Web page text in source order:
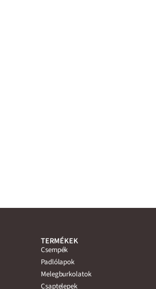
TERMÉKEK
Csempék
Padlólapok
Melegburkolatok
Csaptelepek